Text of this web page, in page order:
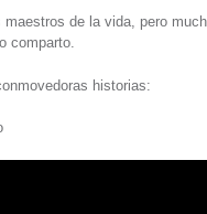
de la vida, pero
comparto.
historias: